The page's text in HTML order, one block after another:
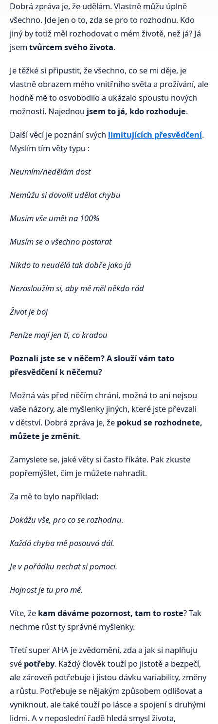
Dobrá zpráva je, že udělám. Vlastně můžu úplně
všechno. Jde jen o to, zda se pro to rozhodnu. Kdo
jiný by totiž měl rozhodovat o mém životě, než já? Já
jsem tvůrcem svého života.
Je těžké si připustit, že všechno, co se mi děje, je
vlastně obrazem mého vnitřního světa a prožívání, ale
hodně mě to osvobodilo a ukázalo spoustu nových
možností. Najednou jsem to já, kdo rozhoduje.
Další věcí je poznání svých limitujících přesvědčení.
Myslím tím věty typu :
Neumím/nedělám dost
Nemůžu si dovolit udělat chybu
Musím vše umět na 100%
Musím se o všechno postarat
Nikdo to neudělá tak dobře jako já
Nezasloužím si, aby mě měl někdo rád
Život je boj
Peníze mají jen ti, co kradou
Poznali jste se v něčem? A slouží vám tato
přesvědčení k něčemu?
Možná vás před něčím chrání, možná to ani nejsou
vaše názory, ale myšlenky jiných, které jste převzali
v dětství. Dobrá zpráva je, že pokud se rozhodnete,
můžete je změnit.
Zamyslete se, jaké věty si často říkáte. Pak zkuste
popřemýšlet, čím je můžete nahradit.
Za mě to bylo například:
Dokážu vše, pro co se rozhodnu.
Každá chyba mě posouvá dál.
Je v pořádku nechat si pomoci.
Hojnost je tu pro mě.
Víte, že kam dáváme pozornost, tam to roste? Tak
nechme růst ty správné myšlenky.
Třetí super AHA je zvědomění, zda a jak si naplňuju
své potřeby. Každý člověk touží po jistotě a bezpečí,
ale zároveň potřebuje i jistou dávku variability, změny
a růstu. Potřebuje se nějakým způsobem odlišovat a
vyniknout, ale také touží po lásce a spojení s druhými
lidmi. A v neposlední řadě hledá smysl života,